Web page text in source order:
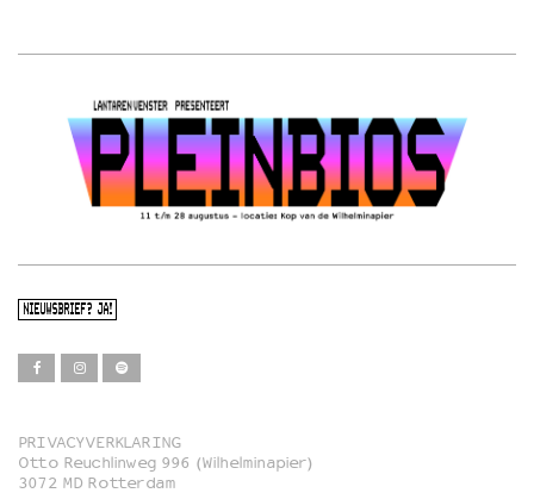
NIEUWSBRIEF? JA!
Film
PRIVACYVERKLARING
Otto Reuchlinweg 996 (Wilhelminapier)
3072 MD Rotterdam